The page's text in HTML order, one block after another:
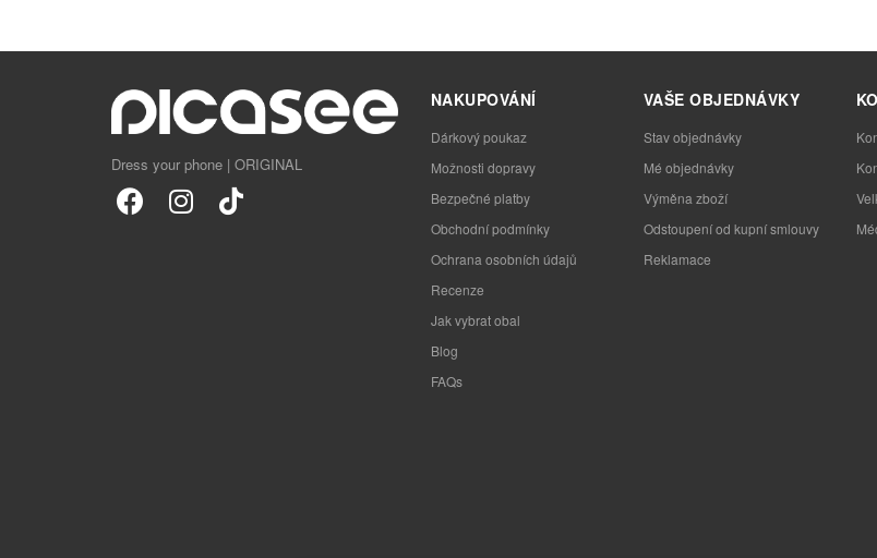
Dress your phone | ORIGINAL
NAKUPOVÁNÍ
Dárkový poukaz
Možnosti dopravy
Bezpečné platby
Obchodní podmínky
Ochrana osobních údajů
Recenze
Jak vybrat obal
Blog
FAQs
VAŠE OBJEDNÁVKY
Stav objednávky
Mé objednávky
Výměna zboží
Odstoupení od kupní smlouvy
Reklamace